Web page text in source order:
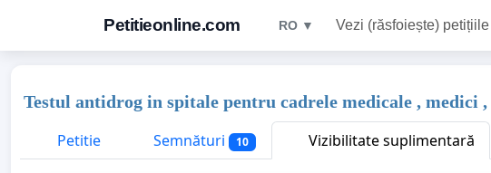
Petitieonline.com RO ▼ Vezi (răsfoiește) petițiile
Testul antidrog in spitale pentru cadrele medicale ,
Petitie
Semnături 10 Vizibilitate suplimentară